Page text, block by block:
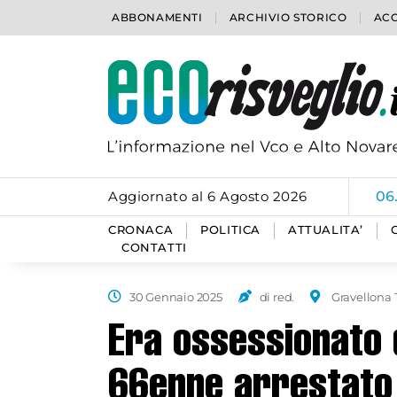
ABBONAMENTI ARCHIVIO STORICO
Aggiornato al 6 Agosto 2026
CRONACA POLITICA ATTUALITA’
CONTATTI
30 Gennaio 2025 di red. Gravellona
Era ossessionato